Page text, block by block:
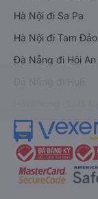
Hà Nội đi Sa Pa
Hà Nội đi Tam Đảo
Đà Nẵng đi Hội An